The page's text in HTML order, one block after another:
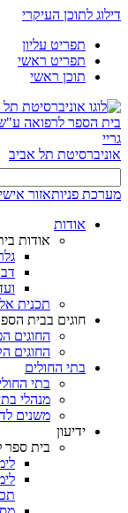
דילוג לתוכן העיקרי
תפריט עליון
תפריט ראשי
תוכן ראשי
בית הספר לרפואה ע"ש
גריי
אוניברסיטת תל אביב
מערכת פניותאזור
אודות
אודות
תכנית
חוגים בבית
החוגים
החוגים
בתי החולים
בתי
מנהלי
משנים
ידיעון
בית ספר